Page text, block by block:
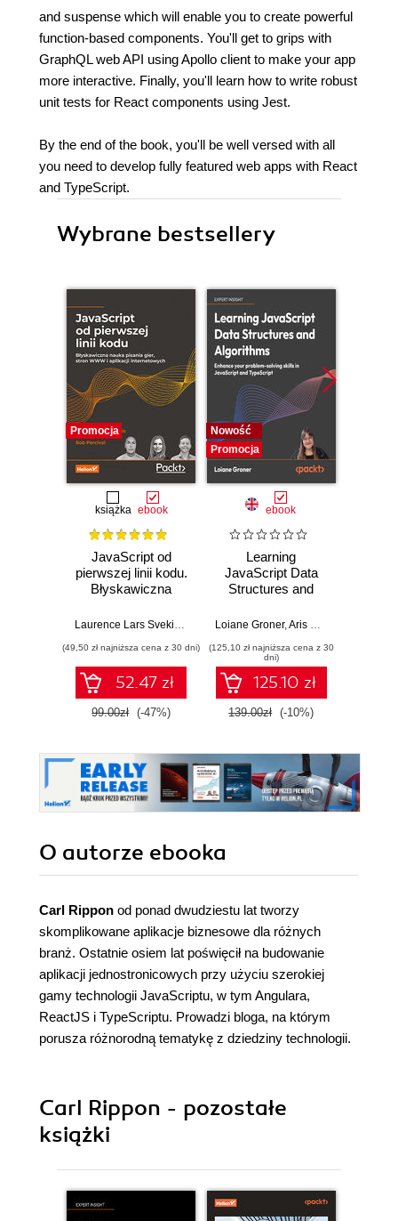
and suspense which will enable you to create powerful
function-based components. You'll get to grips with
GraphQL web API using Apollo client to make your app
more interactive. Finally, you'll learn how to write robust
unit tests for React components using Jest.
By the end of the book, you'll be well versed with all
you need to develop fully featured web apps with React
and TypeScript.
Wybrane bestsellery
Promocja
książka ebook
JavaScript od
pierwszej linii kodu.
Błyskawiczna
stron WWW i
internetowych
Laurence Lars Svekis
, Maaike van Putten,Rob Percival
(49,50 zł najniższa cena z 30 dni)
52.47 zł
99.00zł (-47%)
Nowość
Promocja
ebook
Learning
JavaScript Data
Structures and
Enhance your
skills in JavaScript
and TypeScript -
Fourth Edition
Loiane Groner,Aris Markogiannakis
(125,10 zł najniższa cena z 30
dni)
125.10 zł
139.00zł (-10%)
O autorze ebooka
Carl Rippon od ponad dwudziestu lat tworzy
skomplikowane aplikacje biznesowe dla różnych
branż. Ostatnie osiem lat poświęcił na budowanie
aplikacji jednostronicowych przy użyciu szerokiej
gamy technologii JavaScriptu, w tym Angulara,
ReactJS i TypeScriptu. Prowadzi bloga, na którym
porusza różnorodną tematykę z dziedziny technologii.
Carl Rippon - pozostałe
książki